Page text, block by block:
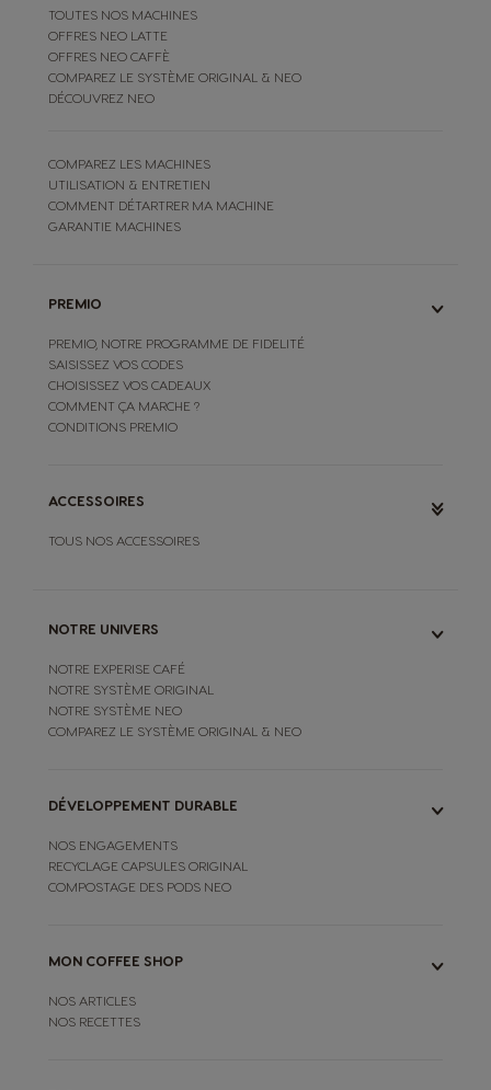
TOUTES NOS MACHINES
OFFRES NEO LATTE
OFFRES NEO CAFFÈ
COMPAREZ LE SYSTÈME ORIGINAL & NEO
DÉCOUVREZ NEO
COMPAREZ LES MACHINES
UTILISATION & ENTRETIEN
COMMENT DÉTARTRER MA MACHINE
GARANTIE MACHINES
PREMIO
PREMIO, NOTRE PROGRAMME DE FIDELITÉ
SAISISSEZ VOS CODES
CHOISISSEZ VOS CADEAUX
COMMENT ÇA MARCHE ?
CONDITIONS PREMIO
ACCESSOIRES
TOUS NOS ACCESSOIRES
NOTRE UNIVERS
NOTRE EXPERISE CAFÉ
NOTRE SYSTÈME ORIGINAL
NOTRE SYSTÈME NEO
COMPAREZ LE SYSTÈME ORIGINAL & NEO
DÉVELOPPEMENT DURABLE
NOS ENGAGEMENTS
RECYCLAGE CAPSULES ORIGINAL
COMPOSTAGE DES PODS NEO
MON COFFEE SHOP
NOS ARTICLES
NOS RECETTES